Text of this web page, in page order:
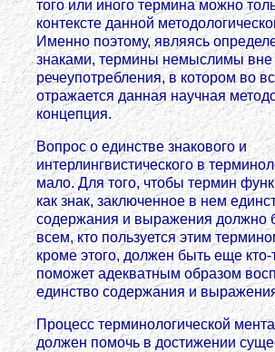
того или иного термина можно
контексте данной
Именно поэтому, являясь
знаками, термины немыслимы вне
речеупотребления, в котором во
отражается данная научная
концепция.
Вопрос о единстве знакового и
интерлингвистического в
мало. Для того, чтобы термин
как знак, заключенное в нем
содержания и выражения должно
всем, кто пользуется этим
кроме этого, должен быть еще кто-
поможет адекватным образом
единство содержания и
Процесс терминологической
должен помочь в достижении